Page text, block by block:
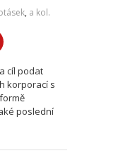
, a kol.
cíl podat
korporací s
poslední